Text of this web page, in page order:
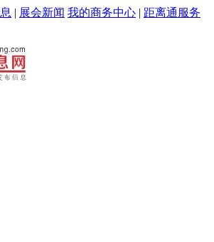
| 展会新闻 我的商务中心 | 距离通服务